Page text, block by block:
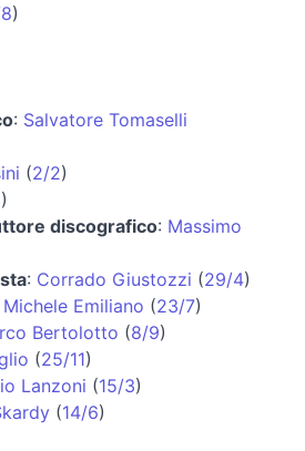
)
: Salvatore Tomaselli
(2/2)
)
discografico: Massimo
: Corrado Giustozzi (29/4)
Michele Emiliano (23/7)
Bertolotto (8/9)
(25/11)
Lanzoni (15/3)
(14/6)